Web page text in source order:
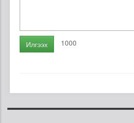
Илгээх 1000